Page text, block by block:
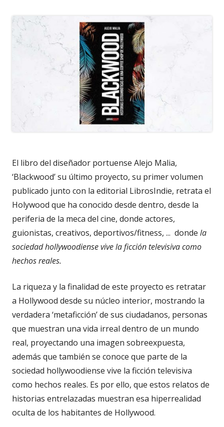
El libro del diseñador portuense Alejo Malia,
‘Blackwood’ su último proyecto, su primer volumen
publicado junto con la editorial LibrosIndie, retrata el
Holywood que ha conocido desde dentro, desde la
periferia de la meca del cine, donde actores,
guionistas, creativos, deportivos/fitness, ... donde la
sociedad hollywoodiense vive la ficción televisiva como
hechos reales.
La riqueza y la finalidad de este proyecto es retratar
a Hollywood desde su núcleo interior, mostrando la
verdadera ‘metaficción’ de sus ciudadanos, personas
que muestran una vida irreal dentro de un mundo
real, proyectando una imagen sobreexpuesta,
además que también se conoce que parte de la
sociedad hollywoodiense vive la ficción televisiva
como hechos reales. Es por ello, que estos relatos de
historias entrelazadas muestran esa hiperrealidad
oculta de los habitantes de Hollywood.